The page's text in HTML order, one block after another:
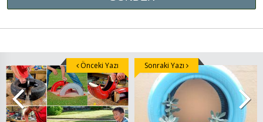
Önceki Yazı Sonraki Yazı